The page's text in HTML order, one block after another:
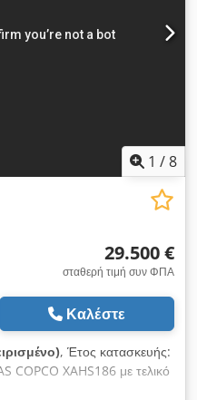
1 /8
29.500 €
σταθερή τιμή συν ΦΠΑ
Καλέστε
, Έτος κατασκευής:
COPCO XAHS186 με τελικό
Τεχνικά